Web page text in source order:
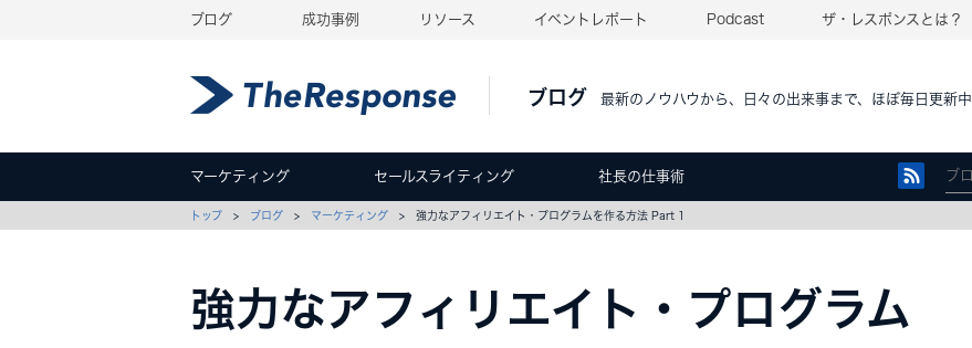
ブログ 成功事例 リソース イベントレポート Podcast ザ・レスポンスとは？
ブログ 最新のノウハウから、日々の出来事まで、ほぼ毎日更新中
マーケティング セールスライティング 社長の仕事術
トップ > ブログ > マーケティング > 強力なアフィリエイト・プログラムを作る方法 Part 1
強力なアフィリエイト・プログラム